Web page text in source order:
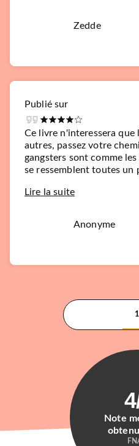
Zedde
Publié sur
Ce livre n'interessera que
autres, passez votre
gangsters sont comme
se ressemblent toutes un
Lire la suite
Anonyme
1
4
Note